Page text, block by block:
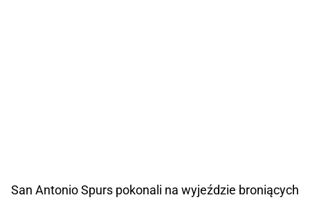
San Antonio Spurs pokonali na wyjeździe broniących